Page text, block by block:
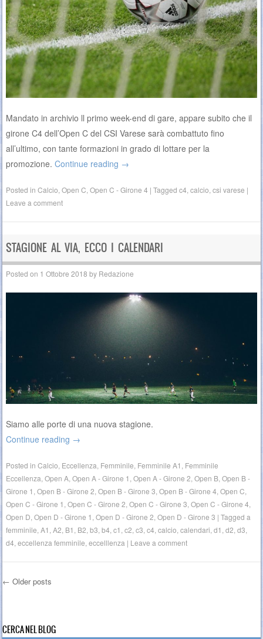
Mandato in archivio ll primo week-end di gare, appare subito che il
girone C4 dell’Open C del CSI Varese sarà combattuto fino
all’ultimo, con tante formazioni in grado di lottare per la
promozione.Continue reading →
Posted inCalcio ,Open C ,Open C - Girone 4 |Taggedc4 ,calcio ,csi varese |
Leave a comment
STAGIONE AL VIA, ECCO I CALENDARI
Posted on 1 Ottobre 2018 by Redazione
Siamo alle porte di una nuova stagione.
Continue reading →
Posted inCalcio Eccellenza Femminile Femminile A1 Femminile
Eccellenza ,Open A ,Open A - Girone 1 ,Open A - Girone 2 ,Open B ,Open B -
Girone 1 ,Open B - Girone 2 ,Open B - Girone 3 ,Open B - Girone 4 ,Open C
Open C - Girone 1 ,Open C - Girone 2 ,Open C - Girone 3 ,Open C - Girone 4
Open D ,Open D - Girone 1 ,Open D - Girone 2 ,Open D - Girone 3 |Taggeda
femminile ,A1 ,A2 B1 B2 ,b3 ,b4 ,c1 ,c2 ,c3 ,c4 ,calcio ,calendari ,d1 ,d2 ,d3
d4 ,eccellenza femminile ,eccelllenza | Leave a comment
← Older posts
CERCA NEL BLOG